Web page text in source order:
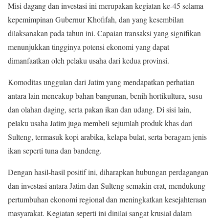
Misi dagang dan investasi ini merupakan kegiatan ke-45 selama
kepemimpinan Gubernur Khofifah, dan yang kesembilan
dilaksanakan pada tahun ini. Capaian transaksi yang signifikan
menunjukkan tingginya potensi ekonomi yang dapat
dimanfaatkan oleh pelaku usaha dari kedua provinsi.
Komoditas unggulan dari Jatim yang mendapatkan perhatian
antara lain mencakup bahan bangunan, benih hortikultura, susu
dan olahan daging, serta pakan ikan dan udang. Di sisi lain,
pelaku usaha Jatim juga membeli sejumlah produk khas dari
Sulteng, termasuk kopi arabika, kelapa bulat, serta beragam jenis
ikan seperti tuna dan bandeng.
Dengan hasil-hasil positif ini, diharapkan hubungan perdagangan
dan investasi antara Jatim dan Sulteng semakin erat, mendukung
pertumbuhan ekonomi regional dan meningkatkan kesejahteraan
masyarakat. Kegiatan seperti ini dinilai sangat krusial dalam